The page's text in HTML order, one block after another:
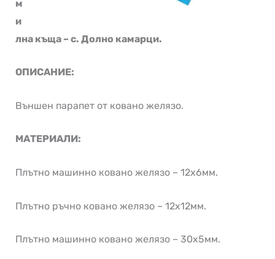
м
и
лна къща – с. Долно камарци.
ОПИСАНИЕ:
Външен парапет от ковано желязо.
МАТЕРИАЛИ:
Плътно машинно ковано желязо – 12х6мм.
Плътно ръчно ковано желязо – 12х12мм.
Плътно машинно ковано желязо – 30х5мм.